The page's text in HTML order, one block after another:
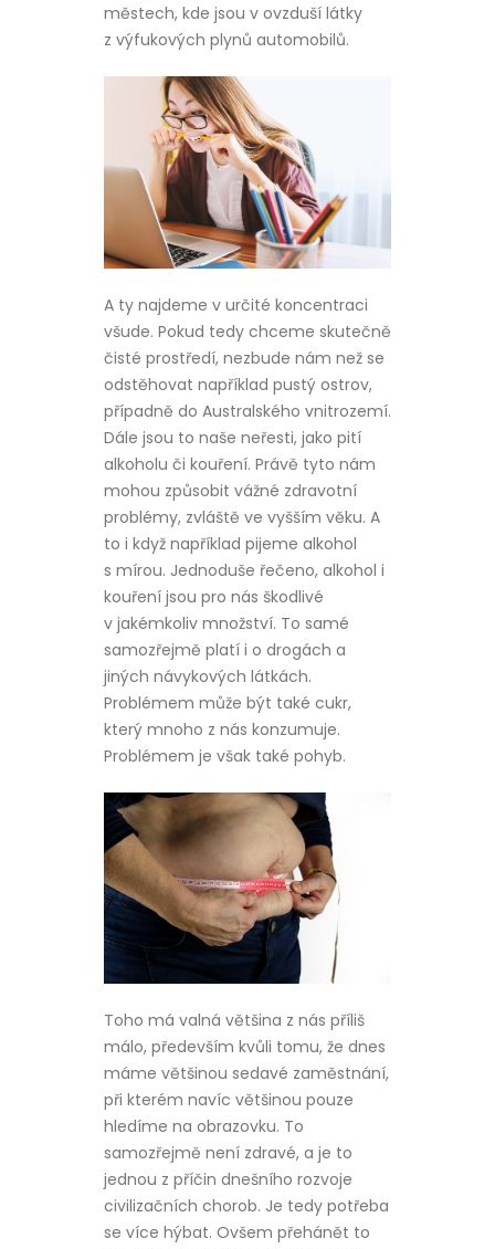
městech, kde jsou v ovzduší látky
z výfukových plynů automobilů.
A ty najdeme v určité koncentraci
všude. Pokud tedy chceme skutečně
čisté prostředí, nezbude nám než se
odstěhovat například pustý ostrov,
případně do Australského vnitrozemí.
Dále jsou to naše neřesti, jako pití
alkoholu či kouření. Právě tyto nám
mohou způsobit vážné zdravotní
problémy, zvláště ve vyšším věku. A
to i když například pijeme alkohol
s mírou. Jednoduše řečeno, alkohol i
kouření jsou pro nás škodlivé
v jakémkoliv množství. To samé
samozřejmě platí i o drogách a
jiných návykových látkách.
Problémem může být také cukr,
který mnoho z nás konzumuje.
Problémem je však také pohyb.
Toho má valná většina z nás příliš
málo, především kvůli tomu, že dnes
máme většinou sedavé zaměstnání,
při kterém navíc většinou pouze
hledíme na obrazovku. To
samozřejmě není zdravé, a je to
jednou z příčin dnešního rozvoje
civilizačních chorob. Je tedy potřeba
se více hýbat. Ovšem přehánět to